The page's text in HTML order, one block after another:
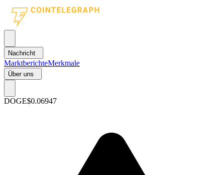
Nachricht
MarktberichteMerkmale
Über uns
DOGE$0.06947